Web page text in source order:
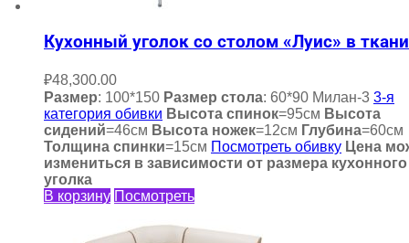
Кухонный уголок со столом «Луис» в ткани
₽48,300.00
Размер: 100*150 Размер стола: 60*90 Милан-3 3-я
категория обивки Высота спинок=95см Высота
сидений=46см Высота ножек=12см Глубина=60см
Толщина спинки=15см Посмотреть обивку Цена
измениться в зависимости от размера кухонного
уголка
В корзину Посмотреть